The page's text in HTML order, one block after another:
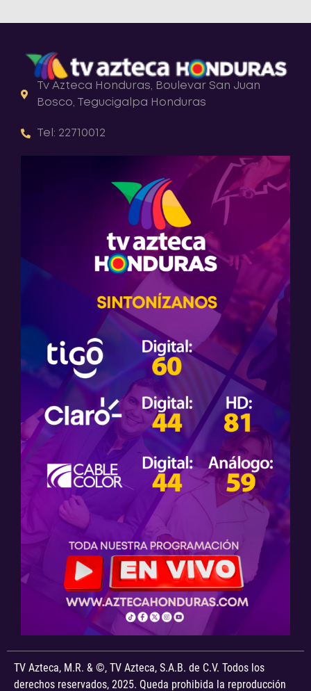
Tv Azteca Honduras, Boulevar San Juan
Bosco, Tegucigalpa Honduras
Tel: 22710012
TV Azteca, M.R. & ©, TV Azteca, S.A.B. de C.V. Todos los
derechos reservados, 2025. Queda prohibida la reproducción